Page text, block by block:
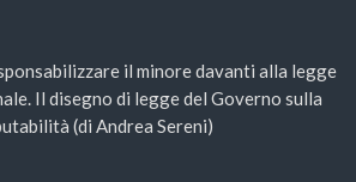
il minore davanti alla legge
Il disegno di legge del Governo sulla
(di Andrea Sereni)